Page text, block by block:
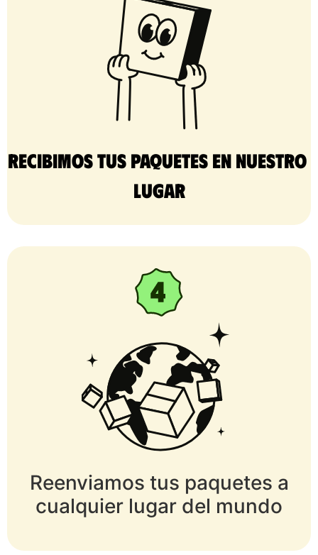
Recibimos tus paquetes en nuestro
lugar
Reenviamos tus paquetes a
cualquier lugar del mundo